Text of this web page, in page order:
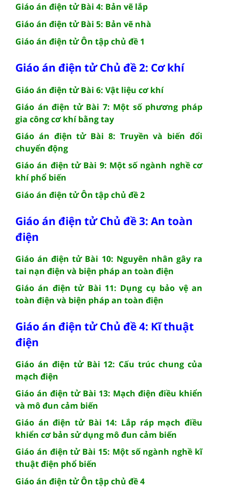
Giáo án điện tử Bài 4: Bản vẽ lắp
Giáo án điện tử Bài 5: Bản vẽ nhà
Giáo án điện tử Ôn tập chủ đề 1
Giáo án điện tử Chủ đề 2: Cơ khí
Giáo án điện tử Bài 6: Vật liệu cơ khí
Giáo án điện tử Bài 7: Một số phương pháp
gia công cơ khí bằng tay
Giáo án điện tử Bài 8: Truyền và biến đổi
chuyển động
Giáo án điện tử Bài 9: Một số ngành nghề cơ
khí phổ biến
Giáo án điện tử Ôn tập chủ đề 2
Giáo án điện tử Chủ đề 3: An toàn
điện
Giáo án điện tử Bài 10: Nguyên nhân gây ra
tai nạn điện và biện pháp an toàn điện
Giáo án điện tử Bài 11: Dụng cụ bảo vệ an
toàn điện và biện pháp an toàn điện
Giáo án điện tử Chủ đề 4: Kĩ thuật
điện
Giáo án điện tử Bài 12: Cấu trúc chung của
mạch điện
Giáo án điện tử Bài 13: Mạch điện điều khiển
và mô đun cảm biến
Giáo án điện tử Bài 14: Lắp ráp mạch điều
khiển cơ bản sử dụng mô đun cảm biến
Giáo án điện tử Bài 15: Một số ngành nghề kĩ
thuật điện phổ biến
Giáo án điện tử Ôn tập chủ đề 4